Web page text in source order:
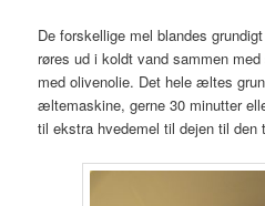
De forskellige mel blandes
røres ud i koldt vand sammen
med olivenolie. Det hele æltes
æltemaskine, gerne 30 minutter
til ekstra hvedemel til dejen til den